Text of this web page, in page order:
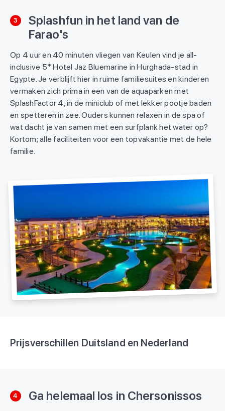
3
Splashfun in het land van de
Farao's
Op 4 uur en 40 minuten vliegen van Keulen vind je all-
inclusive 5* Hotel Jaz Bluemarine in Hurghada-stad in
Egypte. Je verblijft hier in ruime familiesuites en kinderen
vermaken zich prima in een van de aquaparken met
SplashFactor 4, in de miniclub of met lekker pootje baden
en spetteren in zee. Ouders kunnen relaxen in de spa of
wat dacht je van samen met een surfplank het water op?
Kortom; alle faciliteiten voor een topvakantie met de hele
familie.
Prijsverschillen Duitsland en Nederland
4 Ga helemaal los in Chersonissos